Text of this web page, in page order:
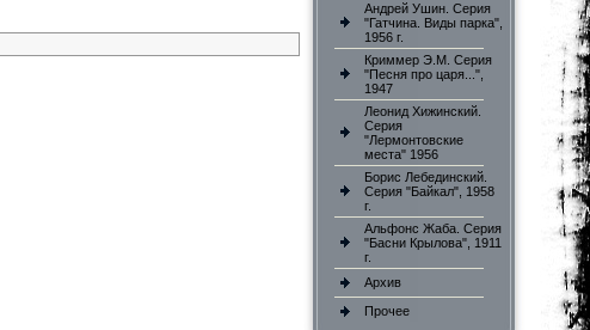
Андрей Ушин. Серия
"Гатчина. Виды парка",
1956 г.
Криммер Э.М. Серия
"Песня про царя...",
1947
Леонид Хижинский.
Серия
"Лермонтовские
места" 1956
Борис Лебединский.
Серия "Байкал", 1958
г.
Альфонс Жаба. Серия
"Басни Крылова", 1911
г.
Архив
Прочее